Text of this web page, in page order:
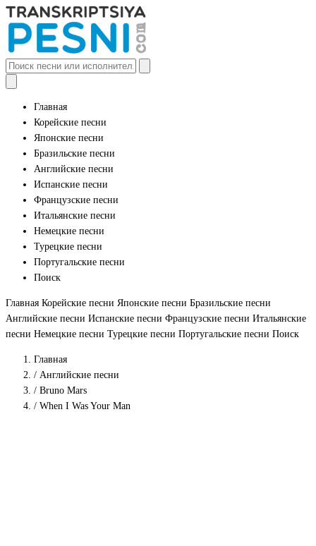
Главная
Корейские песни
Японские песни
Бразильские песни
Английские песни
Испанские песни
Французские песни
Итальянские песни
Немецкие песни
Турецкие песни
Португальские песни
Поиск
Главная Корейские песни Японские песни Бразильские песни
Английские песни Испанские песни Французские песни Итальянские
песни Немецкие песни Турецкие песни Португальские песни Поиск
Главная
/ Английские песни
/ Bruno Mars
/ When I Was Your Man